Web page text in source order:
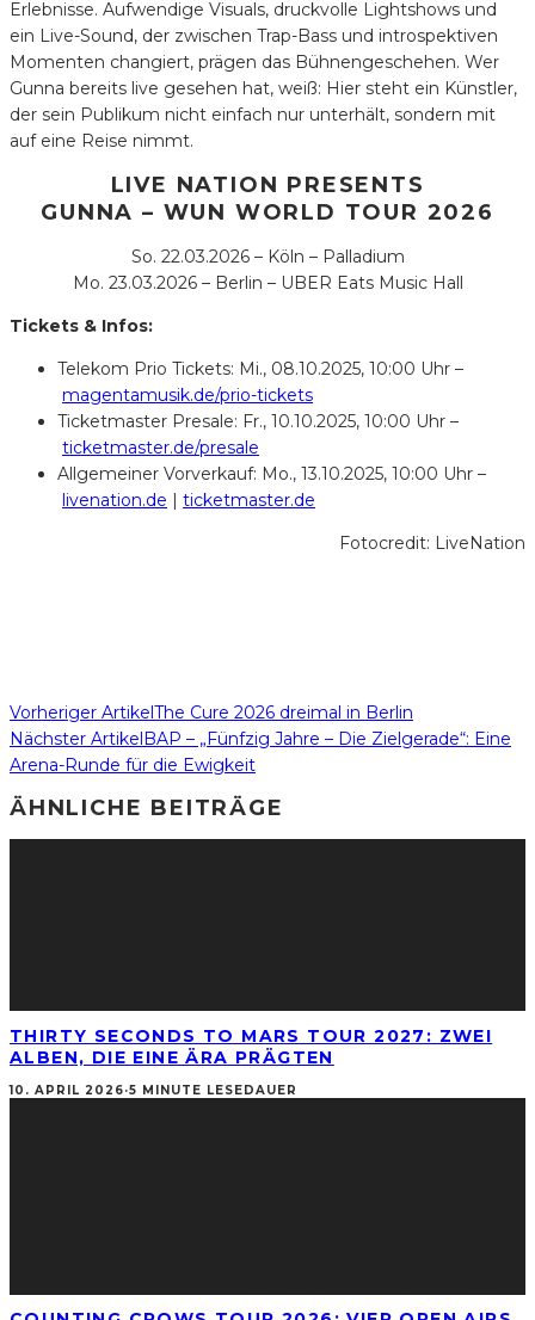
Erlebnisse. Aufwendige Visuals, druckvolle Lightshows und
ein Live-Sound, der zwischen Trap-Bass und introspektiven
Momenten changiert, prägen das Bühnengeschehen. Wer
Gunna bereits live gesehen hat, weiß: Hier steht ein Künstler,
der sein Publikum nicht einfach nur unterhält, sondern mit
auf eine Reise nimmt.
LIVE NATION PRESENTS
GUNNA – WUN WORLD TOUR 2026
So. 22.03.2026 – Köln – Palladium
Mo. 23.03.2026 – Berlin – UBER Eats Music Hall
Tickets & Infos:
Telekom Prio Tickets: Mi., 08.10.2025, 10:00 Uhr –
magentamusik.de/prio-tickets
Ticketmaster Presale: Fr., 10.10.2025, 10:00 Uhr –
ticketmaster.de/presale
Allgemeiner Vorverkauf: Mo., 13.10.2025, 10:00 Uhr –
livenation.de
ticketmaster.de
Fotocredit: LiveNation
Vorheriger Artikel The Cure 2026 dreimal in Berlin
Nächster Artikel BAP – „Fünfzig Jahre – Die Zielgerade“: Eine
Arena-Runde für die Ewigkeit
ÄHNLICHE BEITRÄGE
THIRTY SECONDS TO MARS TOUR 2027: ZWEI
ALBEN, DIE EINE ÄRA PRÄGTEN
10. APRIL 2026·5 MINUTE LESEDAUER